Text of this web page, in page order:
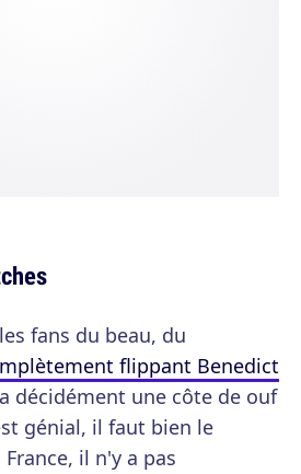
fans du beau, du
flippant Benedict
décidément une côte de ouf
génial, il faut bien le
il n'y a pas